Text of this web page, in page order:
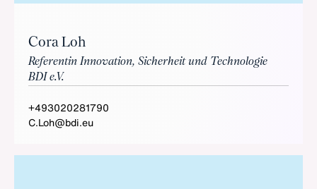
Cora Loh
Referentin Innovation, Sicherheit und Technologie
BDI e.V.
+493020281790
C.Loh@bdi.eu